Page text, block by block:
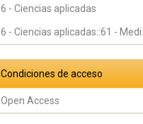
6 - Ciencias aplicadas
6 - Ciencias aplicadas::61 - Medi...
Condiciones de acceso
Open Access